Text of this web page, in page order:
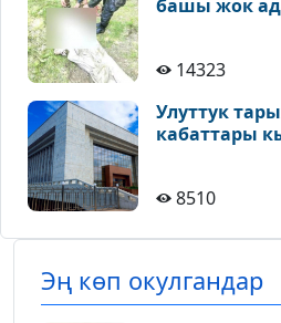
башы жок
14323
Улуттук
кабаттары
8510
Эң көп окулгандар